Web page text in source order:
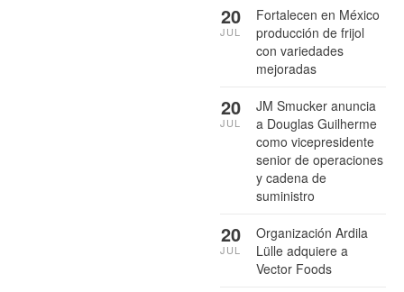
Fortalecen en México
producción de frijol
con variedades
mejoradas
20
JUL
JM Smucker anuncia
a Douglas Guilherme
como vicepresidente
senior de operaciones
y cadena de
suministro
20
JUL
Organización Ardila
Lülle adquiere a
Vector Foods
20
JUL